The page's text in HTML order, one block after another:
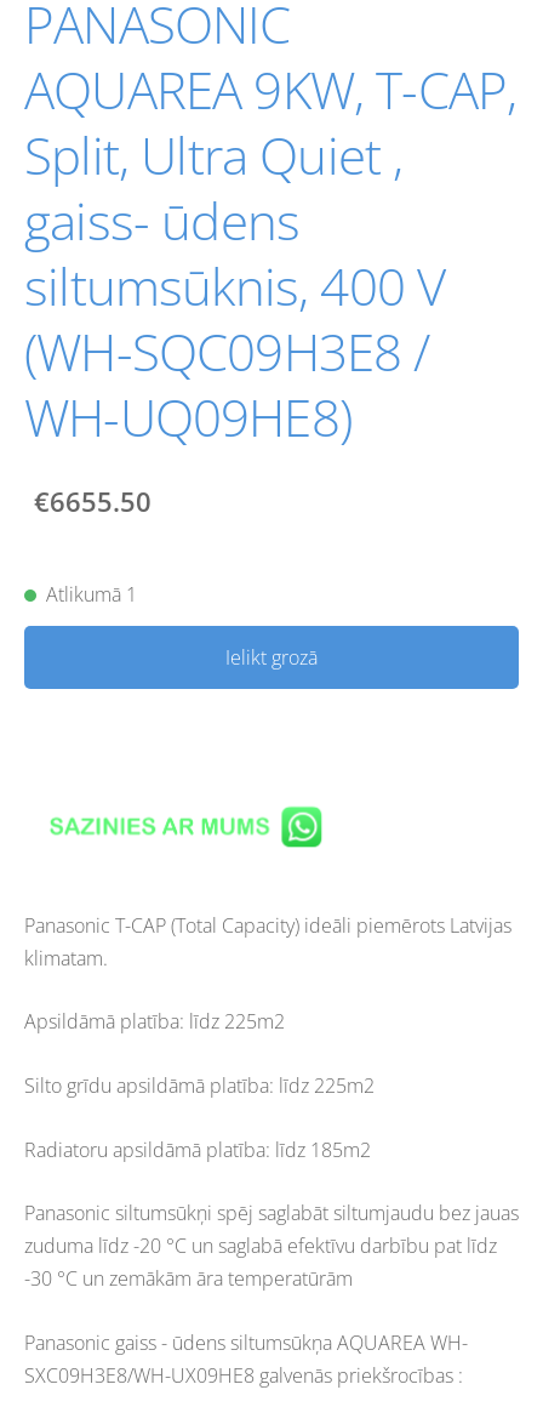
PANASONIC
AQUAREA 9KW, T-CAP,
Split, Ultra Quiet ,
gaiss- ūdens
siltumsūknis, 400 V
(WH-SQC09H3E8 /
WH-UQ09HE8)
€6655.50
Atlikumā 1
Ielikt grozā
Panasonic T-CAP (Total Capacity) ideāli piemērots Latvijas
klimatam.
Apsildāmā platība: līdz 225m2
Silto grīdu apsildāmā platība: līdz 225m2
Radiatoru apsildāmā platība: līdz 185m2
Panasonic siltumsūkņi spēj saglabāt siltumjaudu bez jauas
zuduma līdz -20 °C un saglabā efektīvu darbību pat līdz
-30 °C un zemākām āra temperatūrām
Panasonic gaiss - ūdens siltumsūkņa AQUAREA WH-
SXC09H3E8/WH-UX09HE8 galvenās priekšrocības :